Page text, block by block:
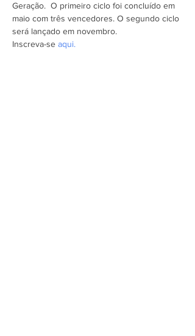
Geração.  O primeiro ciclo foi concluído em
maio com três vencedores. O segundo ciclo
será lançado em novembro.
Inscreva-se aqui.